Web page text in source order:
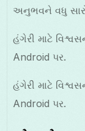
અનુભવને વધુ
હંગેરી માટે
Android પર.
હંગેરી માટે
Android પર.